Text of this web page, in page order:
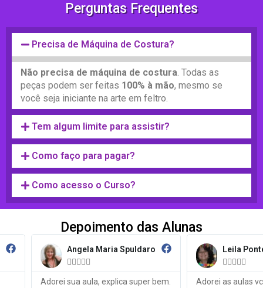
Perguntas Frequentes
Precisa de Máquina de Costura?
Não precisa de máquina de costura. Todas as
peças podem ser feitas 100% à mão, mesmo se
você seja iniciante na arte em feltro.
Tem algum limite para assistir?
Como faço para pagar?
Como acesso o Curso?
Depoimento das Alunas
Angela Maria Spuldaro

Adorei sua aula, explica super bem.
Leila

Adorei as aulas